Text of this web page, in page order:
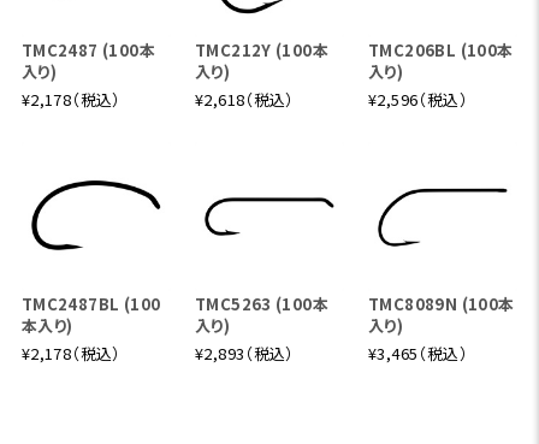
TMC2487 (100本
入り)
¥2,178（税込）
TMC212Y (100本
入り)
¥2,618（税込）
TMC206BL (100本
入り)
¥2,596（税込）
TMC2487BL (100
本入り)
¥2,178（税込）
TMC5263 (100本
入り)
¥2,893（税込）
TMC8089N (100本
入り)
¥3,465（税込）